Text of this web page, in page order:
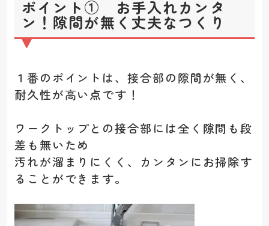
ポイント① お手入れカンタ
ン！隙間が無く丈夫なつくり
１番のポイントは、接合部の隙間が無く、
耐久性が高い点です！
ワークトップとの接合部には全く隙間も段
差も無いため
汚れが溜まりにくく、カンタンにお掃除す
ることができます。